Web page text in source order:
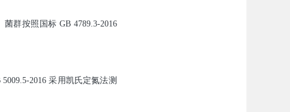
菌群按照国标 GB 4789.3-2016
2016 采用凯氏定氮法测